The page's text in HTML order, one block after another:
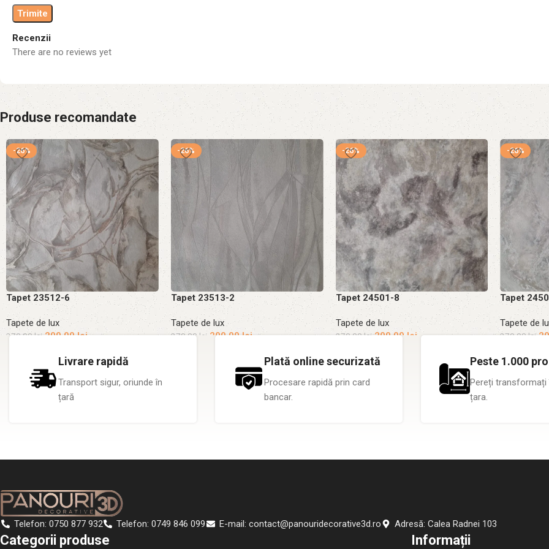
Recenzii
There are no reviews yet
Produse recomandate
-26%
Tapet 23512-6
Tapete de lux
270.00lei 200.00lei
-26%
Tapet 23513-2
Tapete de lux
270.00 lei 200.00lei
-26%
Tapet 24501-8
Tapete de lux
270.00lei 200.00 lei
-26%
Tapet
Tapete de
270.00lei
Livrare rapidă
Transport sigur, oriunde în
țară
Plată online securizată
Procesare rapidă prin card
bancar.
Peste 1.000
Pereți transformați
țara.
Telefon: 0750 877 932 Telefon: 0749 846 099 E-mail: contact@panouridecorative3d.ro Adresă: Calea Radnei 103
Categorii produse Informații